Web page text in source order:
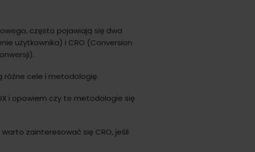
często pojawiają się dwa
użytkownika) i CRO (Conversion
różne cele i metodologię.
i opowiem czy te metodologie się
zainteresować się CRO, jeśli